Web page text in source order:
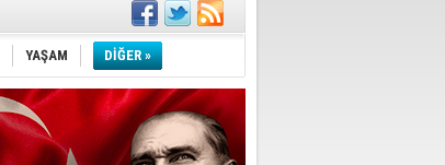
YAŞAM DİĞER »